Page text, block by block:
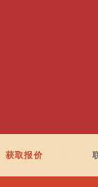
获取报价